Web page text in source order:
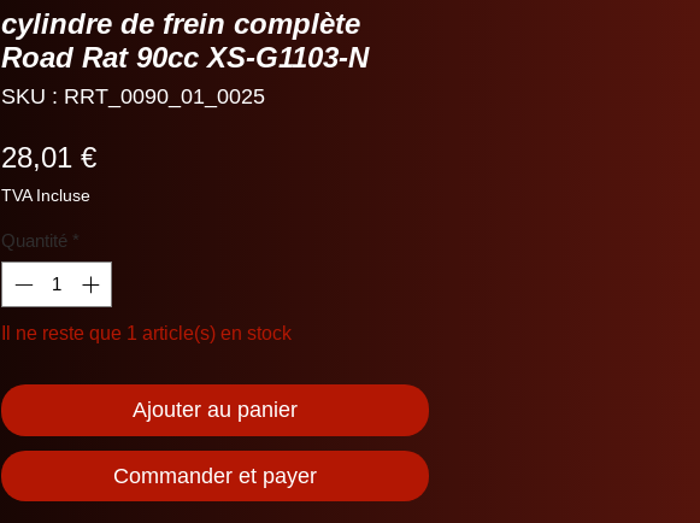
cylindre de frein complète
Road Rat 90cc XS-G1103-N
SKU : RRT_0090_01_0025
28,01 €Prix
TVA Incluse
Quantité *
Il ne reste que 1 article(s) en stock
Ajouter au panier
Commander et payer